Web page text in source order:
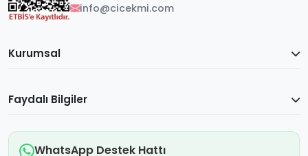
info@cicekmi.com
Kurumsal
Faydalı Bilgiler
WhatsApp Destek Hattı